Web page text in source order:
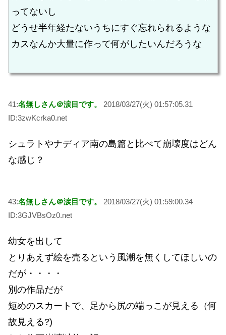
ってないし
どうせ半年経たないうちにすぐ忘れられるような
カスなんか大量に作って何がしたいんだろうな
41:名無しさん＠涙目です。
2018/03/27(火) 01:57:05.31
ID:3zwKcrka0.net
シュラトやナディア南の島篇と比べて崩壊度はどん
な感じ？
43:名無しさん＠涙目です。
2018/03/27(火) 01:59:00.34
ID:3GJVBsOz0.net
幼女を出して
とりあえず絵を売るという風潮を無くしてほしいの
だが・・・・
別の作品だが
短めのスカートで、足から尻の端っこが見える（何
故見える?)